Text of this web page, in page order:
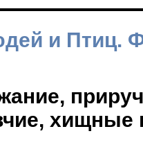
и Птиц.
хищные